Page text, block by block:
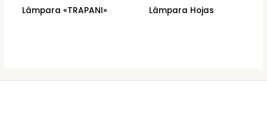
Lámpara «TRAPANI» Lámpara Hojas